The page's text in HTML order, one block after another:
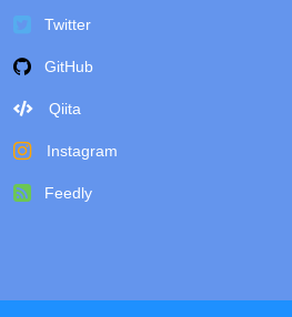
Twitter
GitHub
Qiita
Instagram
Feedly